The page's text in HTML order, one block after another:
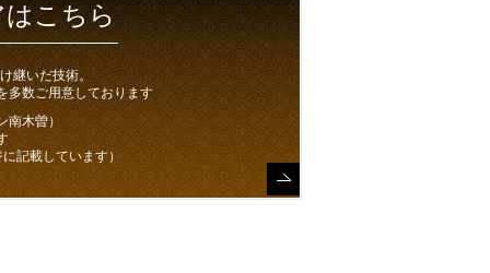
こちら
継いだ技術。
多数ご用意しております
木曽）
記載しています）